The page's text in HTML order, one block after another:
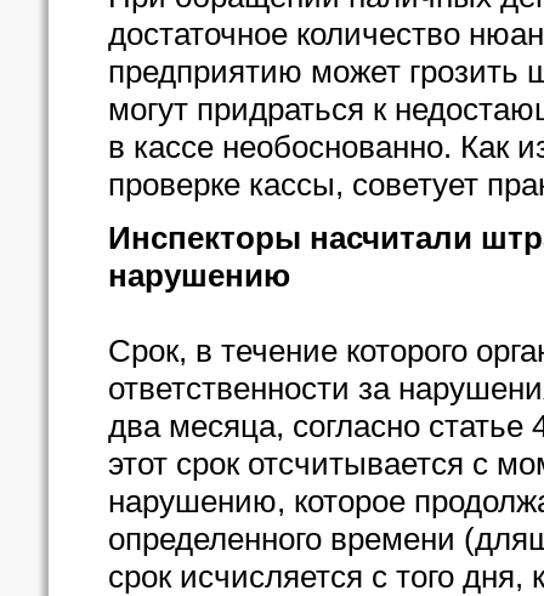
достаточное количество
предприятию может грозить
могут придраться к
в кассе необоснованно. Как
проверке кассы, советует
Инспекторы насчитали
нарушению
Срок, в течение которого
ответственности за
два месяца, согласно
этот срок отсчитывается с
нарушению, которое
определенного времени
срок исчисляется с того